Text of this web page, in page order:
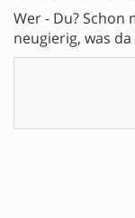
Wer - Du?
neugierig, was